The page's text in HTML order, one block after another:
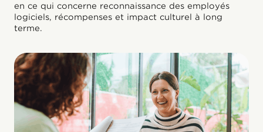
en ce qui concerne reconnaissance des employés
logiciels, récompenses et impact culturel à long
terme.